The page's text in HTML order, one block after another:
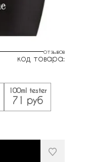
отзывов
код товара:
100ml tester
71 руб